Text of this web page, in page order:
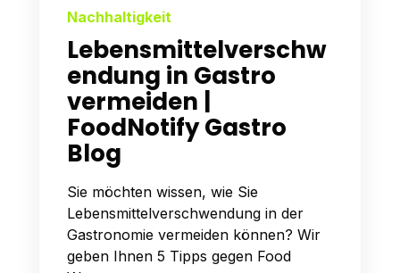
Nachhaltigkeit
Lebensmittelverschw
endung in Gastro
vermeiden |
FoodNotify Gastro
Blog
Sie möchten wissen, wie Sie
Lebensmittelverschwendung in der
Gastronomie vermeiden können? Wir
geben Ihnen 5 Tipps gegen Food